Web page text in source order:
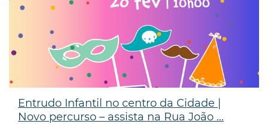
Entrudo Infantil no centro da Cidade |
Novo percurso – assista na Rua João ...